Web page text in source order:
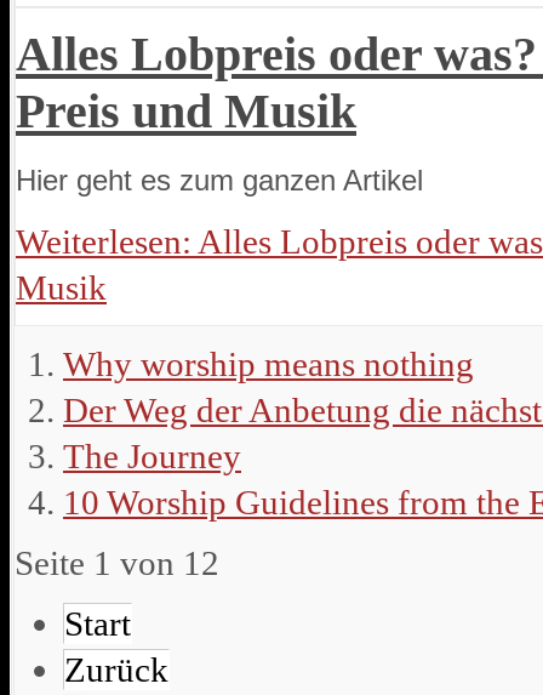
Alles Lobpreis oder
Preis und Musik
Hier geht es zum ganzen Artikel
Weiterlesen: Alles Lobpreis oder
Musik
Why worship means nothing
Der Weg der Anbetung die
The Journey
10 Worship Guidelines from the
Seite 1 von 12
Start
Zurück